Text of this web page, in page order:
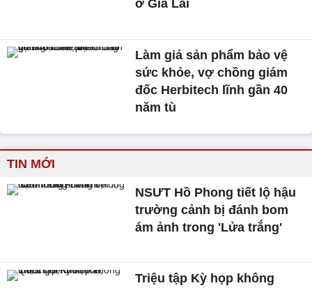
ở Gia Lai
Làm giả sản phẩm bảo vệ
sức khỏe, vợ chồng giám
đốc Herbitech lĩnh gần 40
năm tù
TIN MỚI
NSƯT Hồ Phong tiết lộ hậu
trường cảnh bị đánh bom
ám ảnh trong 'Lửa trắng'
Triệu tập Kỳ họp không